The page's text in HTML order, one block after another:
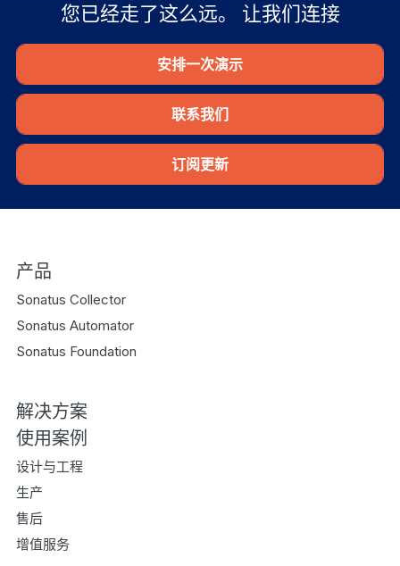
您已经走了这么远。 让我们连接
安排一次演示
联系我们
订阅更新
产品
Sonatus Collector
Sonatus Automator
Sonatus Foundation
解决方案
使用案例
设计与工程
生产
售后
增值服务